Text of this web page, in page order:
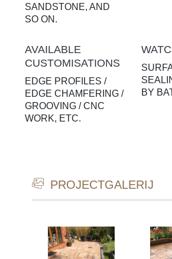
SANDSTONE, AND
SO ON.
AVAILABLE
CUSTOMISATIONS
EDGE PROFILES /
EDGE CHAMFERING /
GROOVING / CNC
WORK, ETC.
BY
PROJECTGALERIJ